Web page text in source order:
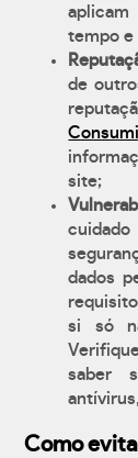
tempo e
de
site;
dados
si só
saber
Como